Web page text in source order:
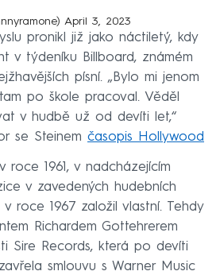
April 3, 2023
pronikl již jako náctiletý, kdy
v týdeníku Billboard, známém
písní. „Bylo mi jenom
po škole pracoval. Věděl
v hudbě už od devíti let,“
se Steinem časopis Hollywood
roce 1961, v nadcházejícím
v zavedených hudebních
roce 1967 založil vlastní. Tehdy
Richardem Gottehrerem
Sire Records, která po devíti
smlouvu s Warner Music